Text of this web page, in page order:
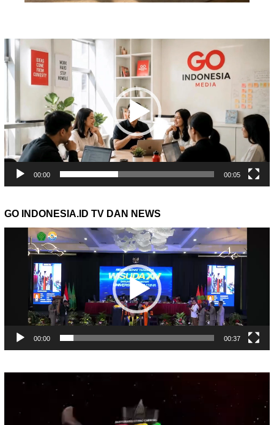
Pemutar
Video
00:00 00:05
GO INDONESIA.ID TV DAN NEWS
Pemutar
00:00 00:37